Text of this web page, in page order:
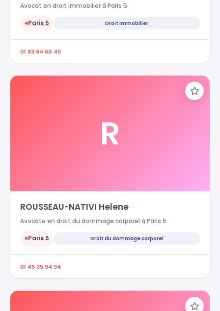
Avocat en droit immobilier à Paris 5
●Paris 5 Droit immobilier
01 83 64 60 49
R
ROUSSEAU-NATIVI Helene
Avocate en droit du dommage corporel à Paris 5
●Paris 5 Droit du dommage corporel
01 45 35 94 94